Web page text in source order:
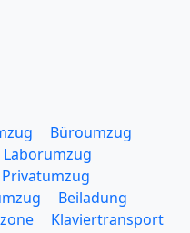
Büroumzug
Laborumzug
Privatumzug
Beiladung
Klaviertransport